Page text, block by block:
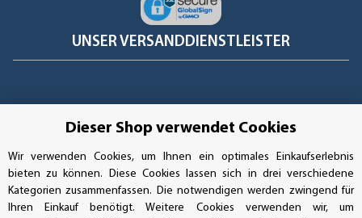
UNSER VERSANDDIENSTLEISTER
Dieser Shop verwendet Cookies
Wir verwenden Cookies, um Ihnen ein optimales Einkaufserlebnis
bieten zu können. Diese Cookies lassen sich in drei verschiedene
Kategorien zusammenfassen. Die notwendigen werden zwingend für
Ihren Einkauf benötigt. Weitere Cookies verwenden wir, um